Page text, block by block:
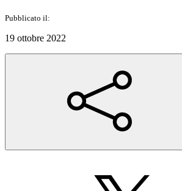
Pubblicato il:
19 ottobre 2022